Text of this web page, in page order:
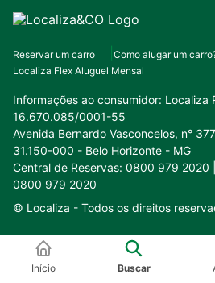
Reservar um carro Como alugar um
Localiza Flex Aluguel Mensal
Informações ao consumidor: Localiza
16.670.085/0001-55
Avenida Bernardo Vasconcelos, n°
31.150-000 - Belo Horizonte - MG
Central de Reservas: 0800 979 2020
0800 979 2020
© Localiza - Todos os direitos
Conheça o nosso ecossistema:
Início Buscar